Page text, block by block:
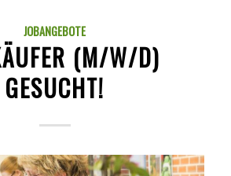
JOBANGEBOTE
(M/W/D)
GESUCHT!